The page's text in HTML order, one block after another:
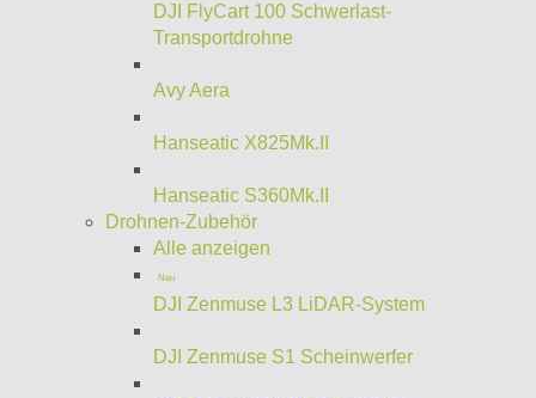
DJI FlyCart 100 Schwerlast-
Transportdrohne
Avy Aera
Hanseatic X825Mk.II
Hanseatic S360Mk.II
Drohnen-Zubehör
Alle anzeigen
Neu
DJI Zenmuse L3 LiDAR-System
DJI Zenmuse S1 Scheinwerfer